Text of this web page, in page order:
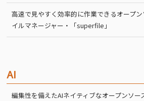
高速で見やすく効率的に作業できるオープ
イルマネージャー・「superfile」
AI
編集性を備えたAIネイティブなオープンソー